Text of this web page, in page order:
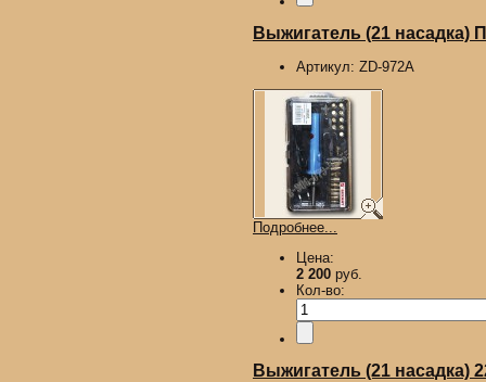
Выжигатель (21 насадка)
Артикул: ZD-972A
Подробнее...
Цена:
2 200 руб.
Кол-во:
Выжигатель (21 насадка)